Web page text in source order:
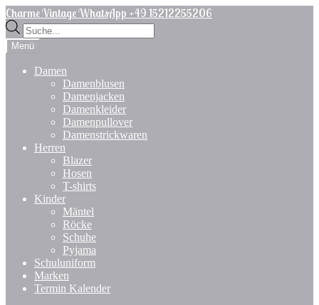
Zur
Navigation
springen
Zum
Inhalt
springen
Charme Vintage WhatsApp +49 15212255206
Products
search
Menü
Damen
Damenblusen
Damenjacken
Damenkleider
Damenpullover
Damenstrickwaren
Herren
Blazer
Hosen
T-shirts
Kinder
Mäntel
Röcke
Schuhe
Pyjama
Schuluniform
Marken
Termin Kalender